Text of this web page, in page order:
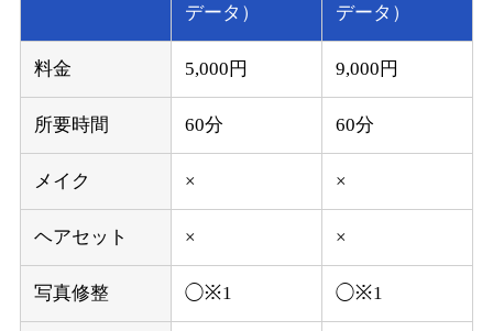
データ）
データ）
料金 5,000円 9,000円
所要時間 60分 60分
メイク × ×
ヘアセット × ×
写真修整 ◯※1 ◯※1